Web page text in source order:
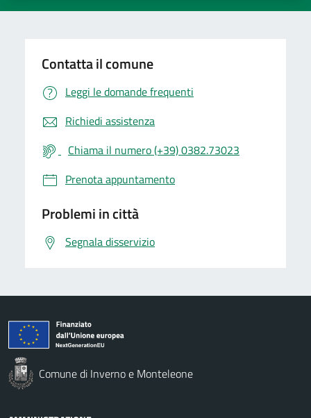
Contatta il comune
Leggi le domande frequenti
Richiedi assistenza
Chiama il numero (+39) 0382.73023
Prenota appuntamento
Problemi in città
Segnala disservizio
Comune di Inverno e Monteleone